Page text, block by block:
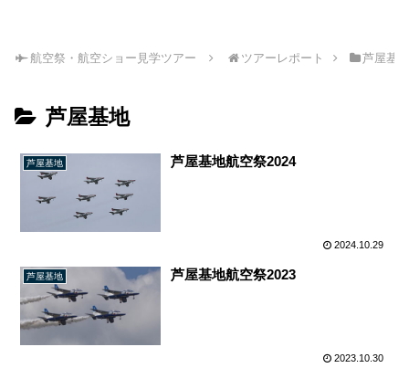
航空祭・航空ショー見学ツアー ツアーレポート 芦屋基
芦屋基地
芦屋基地 芦屋基地航空祭2024
2024.10.29
芦屋基地 芦屋基地航空祭2023
2023.10.30